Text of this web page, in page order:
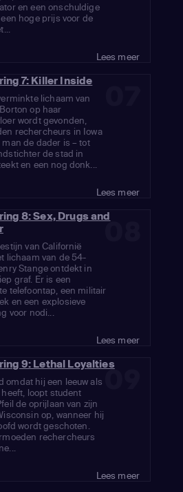
en een onschuldige
hoge prijs voor de
Lees meer
7: Killer Inside
lichaam van
op haar
wordt gevonden,
rechercheurs in Iowa
de dader is – tot
de stad in
en een nog donk...
Lees meer
08
8: Sex, Drugs and
van Californië
lichaam van de 54-
Stange ontdekt in
graf. Er is een
telefoontap, een militair
en een explosieve
voor nodi...
Lees meer
09
9: Lethal Loyalties
omdat hij een leeuw als
loopt student
de oprijlaan van zijn
op, wanneer hij
wordt geschoten.
rechercheurs
Lees meer